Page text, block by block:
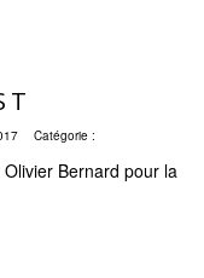
Catégorie :
Bernard pour la